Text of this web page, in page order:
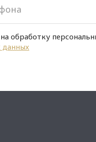
обработку
данных